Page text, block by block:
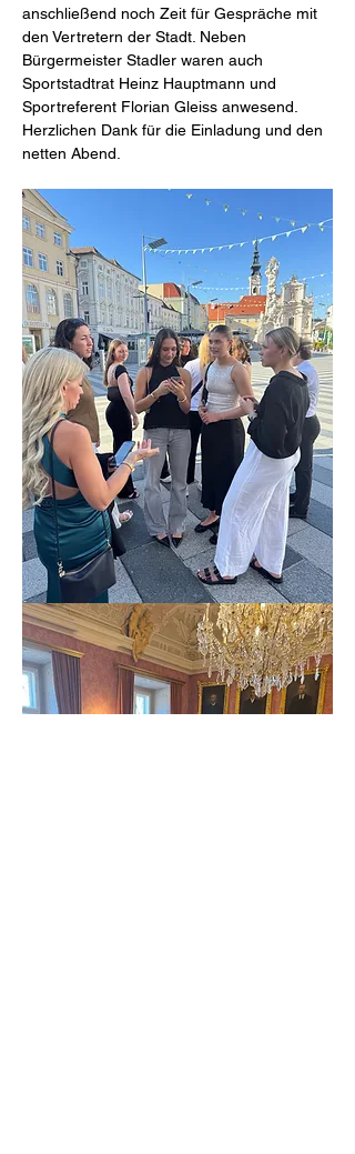
anschließend noch Zeit für Gespräche mit
den Vertretern der Stadt. Neben
Bürgermeister Stadler waren auch
Sportstadtrat Heinz Hauptmann und
Sportreferent Florian Gleiss anwesend.
Herzlichen Dank für die Einladung und den
netten Abend.